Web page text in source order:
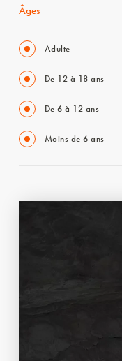
Âges
Adulte
De 12 à 18 ans
De 6 à 12 ans
Moins de 6 ans